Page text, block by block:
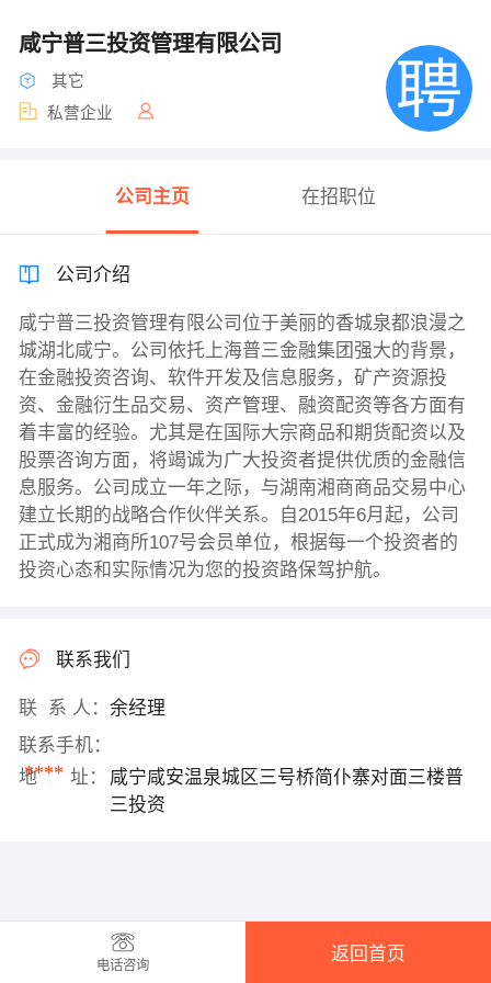
咸宁普三投资管理有限公司
其它
私营企业
公司主页 在招职位
公司介绍
咸宁普三投资管理有限公司位于美丽的香城泉都浪漫之
城湖北咸宁。公司依托上海普三金融集团强大的背景，
在金融投资咨询、软件开发及信息服务，矿产资源投
资、金融衍生品交易、资产管理、融资配资等各方面有
着丰富的经验。尤其是在国际大宗商品和期货配资以及
股票咨询方面，将竭诚为广大投资者提供优质的金融信
息服务。公司成立一年之际，与湖南湘商商品交易中心
建立长期的战略合作伙伴关系。自2015年6月起，公司
正式成为湘商所107号会员单位，根据每一个投资者的
投资心态和实际情况为您的投资路保驾护航。
联系我们
联 系 人： 余经理
联系手机：
****
地 址：
咸宁咸安温泉城区三号桥简仆寨对面三楼普
三投资
电话咨询
返回首页